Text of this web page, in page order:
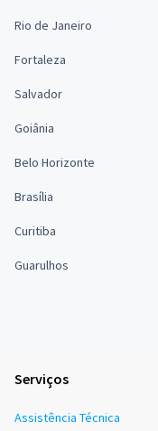
Rio de Janeiro
Fortaleza
Salvador
Goiânia
Belo Horizonte
Brasília
Curitiba
Guarulhos
Serviços
Assistência Técnica